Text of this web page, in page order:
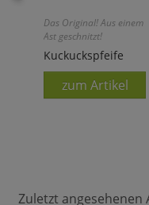
Das Original! Aus einem
Ast geschnitzt!
Kuckuckspfeife
zum Artikel
Zuletzt angesehenen